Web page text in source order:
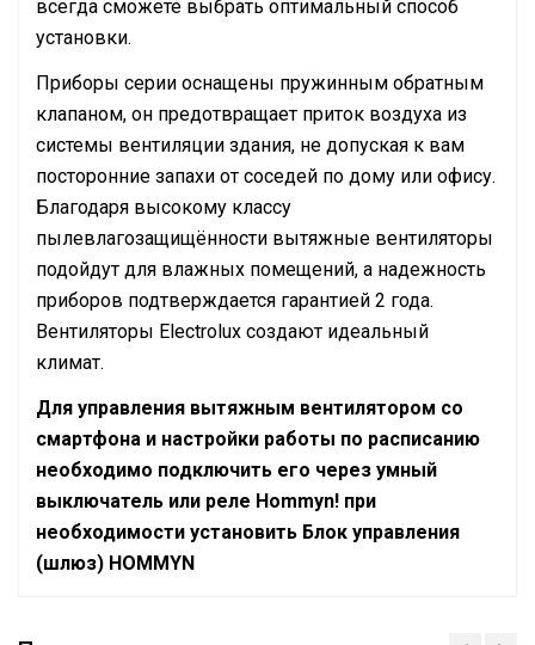
всегда сможете выбрать оптимальный способ
установки.
Приборы серии оснащены пружинным обратным
клапаном, он предотвращает приток воздуха из
системы вентиляции здания, не допуская к вам
посторонние запахи от соседей по дому или офису.
Благодаря высокому классу
пылевлагозащищённости вытяжные вентиляторы
подойдут для влажных помещений, а надежность
приборов подтверждается гарантией 2 года.
Вентиляторы Electrolux создают идеальный
климат.
Для управления вытяжным вентилятором со
смартфона и настройки работы по расписанию
необходимо подключить его через умный
выключатель или реле Hommyn! при
необходимости установить Блок управления
(шлюз) HOMMYN